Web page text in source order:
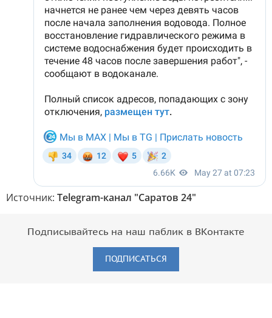
Источник: Telegram-канал "Саратов 24"
Подписывайтесь на наш паблик в ВКонтакте
ПОДПИСАТЬСЯ